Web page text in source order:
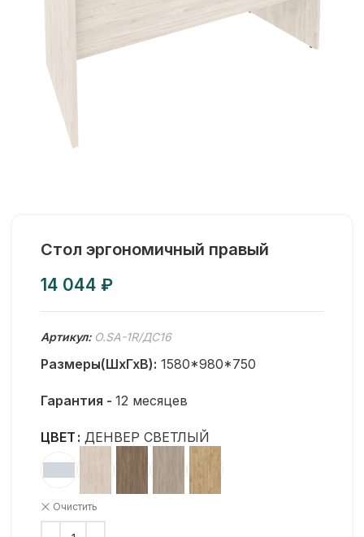
Стол эргономичный правый
₽
Артикул: O.SA-1R/ДС16
Размеры(ШхГхВ): 1580*980*750
Гарантия - 12 месяцев
ЦВЕТ ДЕНВЕР СВЕТЛЫЙ
Очистить